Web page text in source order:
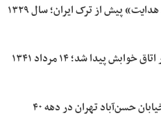
پیش از ترک ایران؛ سال ۱۳۲۹
پیدا شد؛ ۱۴ مرداد ۱۳۴۱
حسن‌آباد تهران در دهه ۴۰